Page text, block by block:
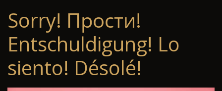
Sorry! Прости!
Entschuldigung! Lo
siento! Désolé!